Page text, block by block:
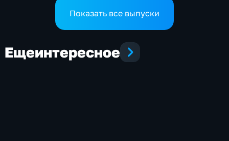
Показать все выпуски
Ещеинтересное